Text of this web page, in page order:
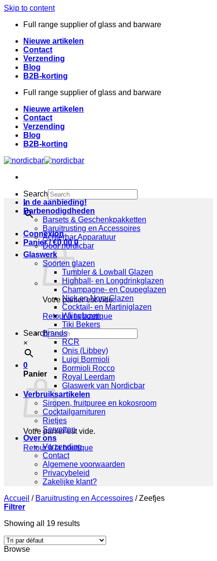
Skip to content
Full range supplier of glass and barware
Nieuwe artikelen
Contact
Verzending
Blog
B2B-korting
Full range supplier of glass and barware
Nieuwe artikelen
Contact
Verzending
Blog
B2B-korting
Search
×
Connexion
Panier /€0,00 0
Votre panier est vide.
Retour à la boutique
Search
×
0
Panier
Votre panier est vide.
Retour à la boutique
In de aanbieding!
Barbenodigdheden
Barsets & Geschenkpakketten
Baruitrusting en Accessoires
Achterbar Apparatuur
Door nordicbar
Glaswerk
Soorten glazen
Tumbler & Lowball Glazen
Highball- en Longdrinkglazen
Champagne- en Coupeglazen
Nick en Nora Glazen
Cocktail- en Martiniglazen
Wijnglazen
Tiki Bekers
Brands
RCR
Onis (Libbey)
Luigi Bormioli
Bormioli Rocco
Royal Leerdam
Glaswerk van Nordicbar
Verbruiksartikelen
Siropen, fruitpuree en kokosroom
Cocktailgarnituren
Rietjes
Servetten
Over ons
Verzending
Contact
Algemene voorwaarden
Privacybeleid
Zakelijke klant?
Accueil / Baruitrusting en Accessoires /Zeefjes
Filtrer
Showing all 19 results
Browse